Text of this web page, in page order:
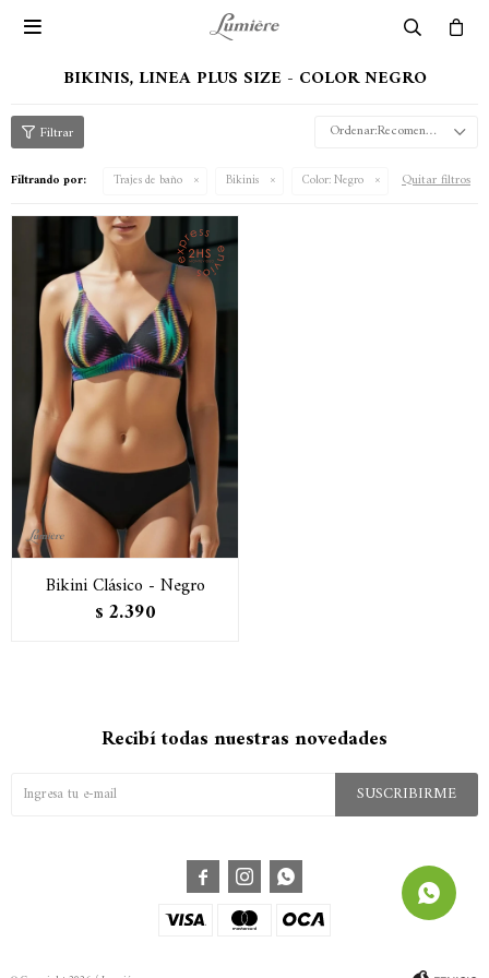

BIKINIS, LINEA PLUS SIZE - COLOR NEGRO
Recomendados
Filtrando por: Trajes de baño Bikinis Color:Negro Quitar filtros
Bikini Clásico - Negro
$ 2.390
Recibí todas nuestras novedades
SUSCRIBIRME
  